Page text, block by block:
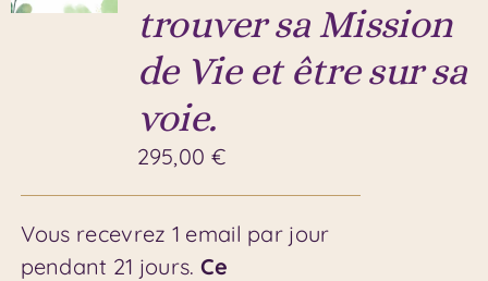
trouver sa Mission
de Vie et être sur sa
voie.
295,00 €
Vous recevrez 1 email par jour
pendant 21 jours. Ce